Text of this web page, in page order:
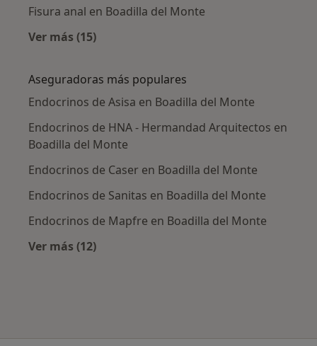
Fisura anal en Boadilla del Monte
Ver más (15)
Aseguradoras más populares
Endocrinos de Asisa en Boadilla del Monte
Endocrinos de HNA - Hermandad Arquitectos en
Boadilla del Monte
Endocrinos de Caser en Boadilla del Monte
Endocrinos de Sanitas en Boadilla del Monte
Endocrinos de Mapfre en Boadilla del Monte
Ver más (12)